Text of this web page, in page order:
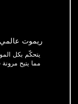
ريموت عالمي
يتحكّم بكل
مما يتيح